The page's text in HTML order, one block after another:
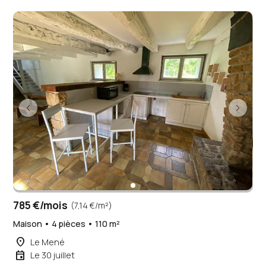
785 €/mois (7,14 €/m²)
Maison • 4 pièces • 110 m²
place Le Mené
event Le 30 juillet